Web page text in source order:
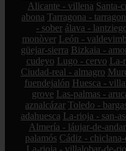
Alicante - villena Santa-
abona Tarragona -
- sober álava -
monòver León -
güejar-sierra Bizkaia -
cudeyo Lugo - cervo La-
Ciudad-real - almagro
fuendejalón Huesca -
grove Las-palmas -
aznalcázar Toledo -
adahuesca La-rioja - san-
Almería - láujar-de-
palamós Cádiz -